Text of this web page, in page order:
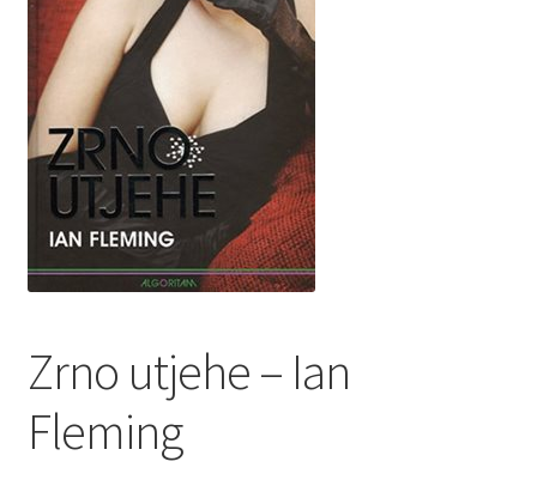
Privatnost podataka
Terms of Use
Uvjeti prodaje i dostava
Zrno utjehe – Ian
Fleming